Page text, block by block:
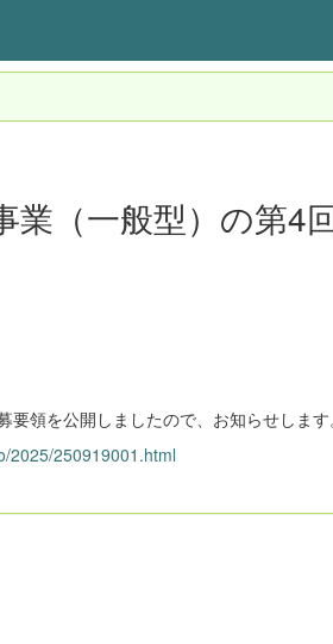
業（一般型）の第4
領を公開しましたので、お知らせします
2025/250919001.html